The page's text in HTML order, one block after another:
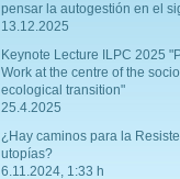
pensar la autogestión en el
13.12.2025
Keynote Lecture ILPC 2025
Work at the centre of the
ecological transition"
25.4.2025
¿Hay caminos para la
utopías?
6.11.2024, 1:33 h